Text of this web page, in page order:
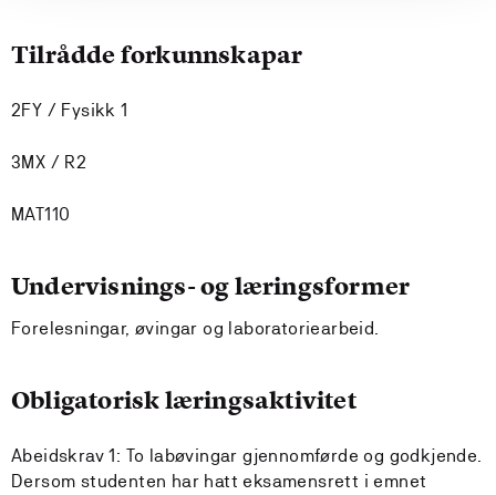
Tilrådde forkunnskapar
2FY / Fysikk 1
3MX / R2
MAT110
Undervisnings- og læringsformer
Forelesningar, øvingar og laboratoriearbeid.
Obligatorisk læringsaktivitet
Abeidskrav 1: To labøvingar gjennomførde og godkjende.
Dersom studenten har hatt eksamensrett i emnet